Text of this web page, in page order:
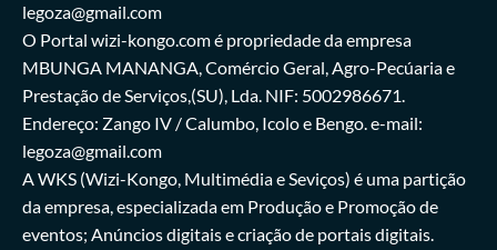
legoza@gmail.com
O Portal wizi-kongo.com é propriedade da empresa
MBUNGA MANANGA, Comércio Geral, Agro-Pecúaria e
Prestação de Serviços,(SU), Lda. NIF: 5002986671.
Endereço: Zango IV / Calumbo, Icolo e Bengo. e-mail:
legoza@gmail.com
A WKS (Wizi-Kongo, Multimédia e Seviços) é uma partição
da empresa, especializada em Produção e Promoção de
eventos; Anúncios digitais e criação de portais digitais.